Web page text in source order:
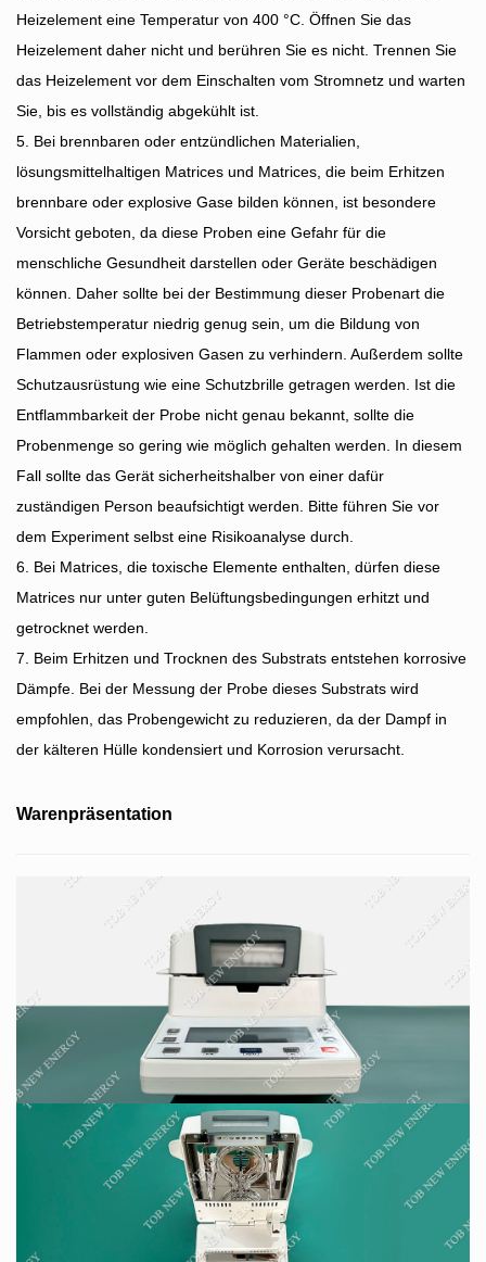
Heizelement eine Temperatur von 400 °C. Öffnen Sie das
Heizelement daher nicht und berühren Sie es nicht. Trennen Sie
das Heizelement vor dem Einschalten vom Stromnetz und warten
Sie, bis es vollständig abgekühlt ist.
5. Bei brennbaren oder entzündlichen Materialien,
lösungsmittelhaltigen Matrices und Matrices, die beim Erhitzen
brennbare oder explosive Gase bilden können, ist besondere
Vorsicht geboten, da diese Proben eine Gefahr für die
menschliche Gesundheit darstellen oder Geräte beschädigen
können. Daher sollte bei der Bestimmung dieser Probenart die
Betriebstemperatur niedrig genug sein, um die Bildung von
Flammen oder explosiven Gasen zu verhindern. Außerdem sollte
Schutzausrüstung wie eine Schutzbrille getragen werden. Ist die
Entflammbarkeit der Probe nicht genau bekannt, sollte die
Probenmenge so gering wie möglich gehalten werden. In diesem
Fall sollte das Gerät sicherheitshalber von einer dafür
zuständigen Person beaufsichtigt werden. Bitte führen Sie vor
dem Experiment selbst eine Risikoanalyse durch.
6. Bei Matrices, die toxische Elemente enthalten, dürfen diese
Matrices nur unter guten Belüftungsbedingungen erhitzt und
getrocknet werden.
7. Beim Erhitzen und Trocknen des Substrats entstehen korrosive
Dämpfe. Bei der Messung der Probe dieses Substrats wird
empfohlen, das Probengewicht zu reduzieren, da der Dampf in
der kälteren Hülle kondensiert und Korrosion verursacht.
Warenpräsentation